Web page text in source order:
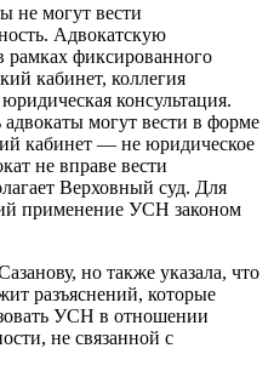
не могут вести
Адвокатскую
рамках фиксированного
кабинет, коллегия
консультация.
могут вести в форме
кабинет — не юридическое
не вправе вести
Верховный суд. Для
применение УСН законом
но также указала, что
разъяснений, которые
УСН в отношении
не связанной с